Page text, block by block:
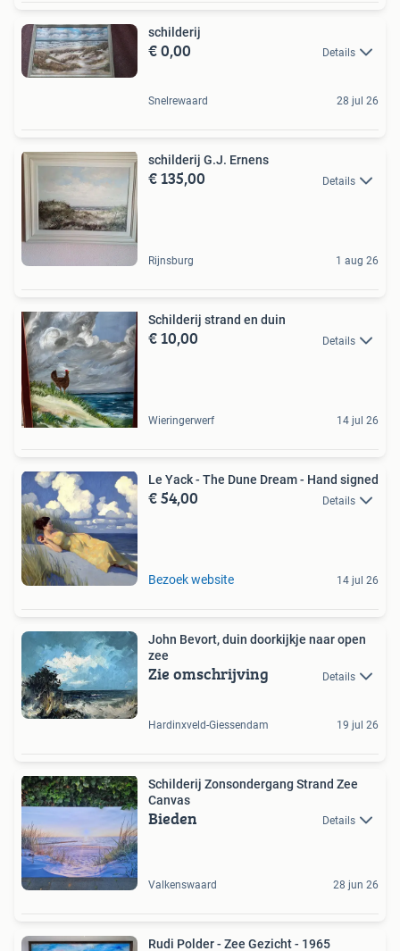
schilderij
€ 0,00 Details
Snelrewaard 28 jul 26
schilderij G.J. Ernens
€ 135,00 Details
Rijnsburg 1 aug 26
Schilderij strand en duin
€ 10,00 Details
Wieringerwerf 14 jul 26
Le Yack - The Dune Dream - Hand signed
€ 54,00 Details
Bezoek website 14 jul 26
John Bevort, duin doorkijkje naar open
zee
Zie omschrijving Details
Hardinxveld-Giessendam 19 jul 26
Schilderij Zonsondergang Strand Zee
Canvas
Bieden Details
Valkenswaard 28 jun 26
Rudi Polder - Zee Gezicht - 1965